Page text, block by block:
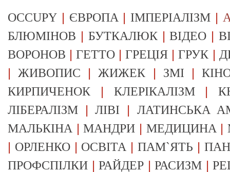
OCCUPY | ЄВРОПА | ІМПЕРІАЛІЗМ |
БЛЮМІНОВ | БУТКАЛЮК|ВІДЕО |
ВОРОНОВ |ГЕТТО |ГРЕЦІЯ |ГРУК |
|ЖИВОПИС |ЖИЖЕК | ЗМІ |
КИРПИЧЕНОК | КЛЕРІКАЛІЗМ|
ЛІБЕРАЛІЗМ |ЛІВІ | ЛАТИНСЬКА
МАЛЬКІНА |МАНДРИ | МЕДИЦИНА |
| ОРЛЕНКО| ОСВІТА |ПАМ`ЯТЬ |
ПРОФСПІЛКИ |РАЙДЕР |РАСИЗМ |